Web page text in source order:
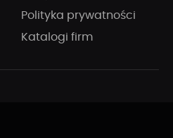
Polityka prywatności
Katalogi firm